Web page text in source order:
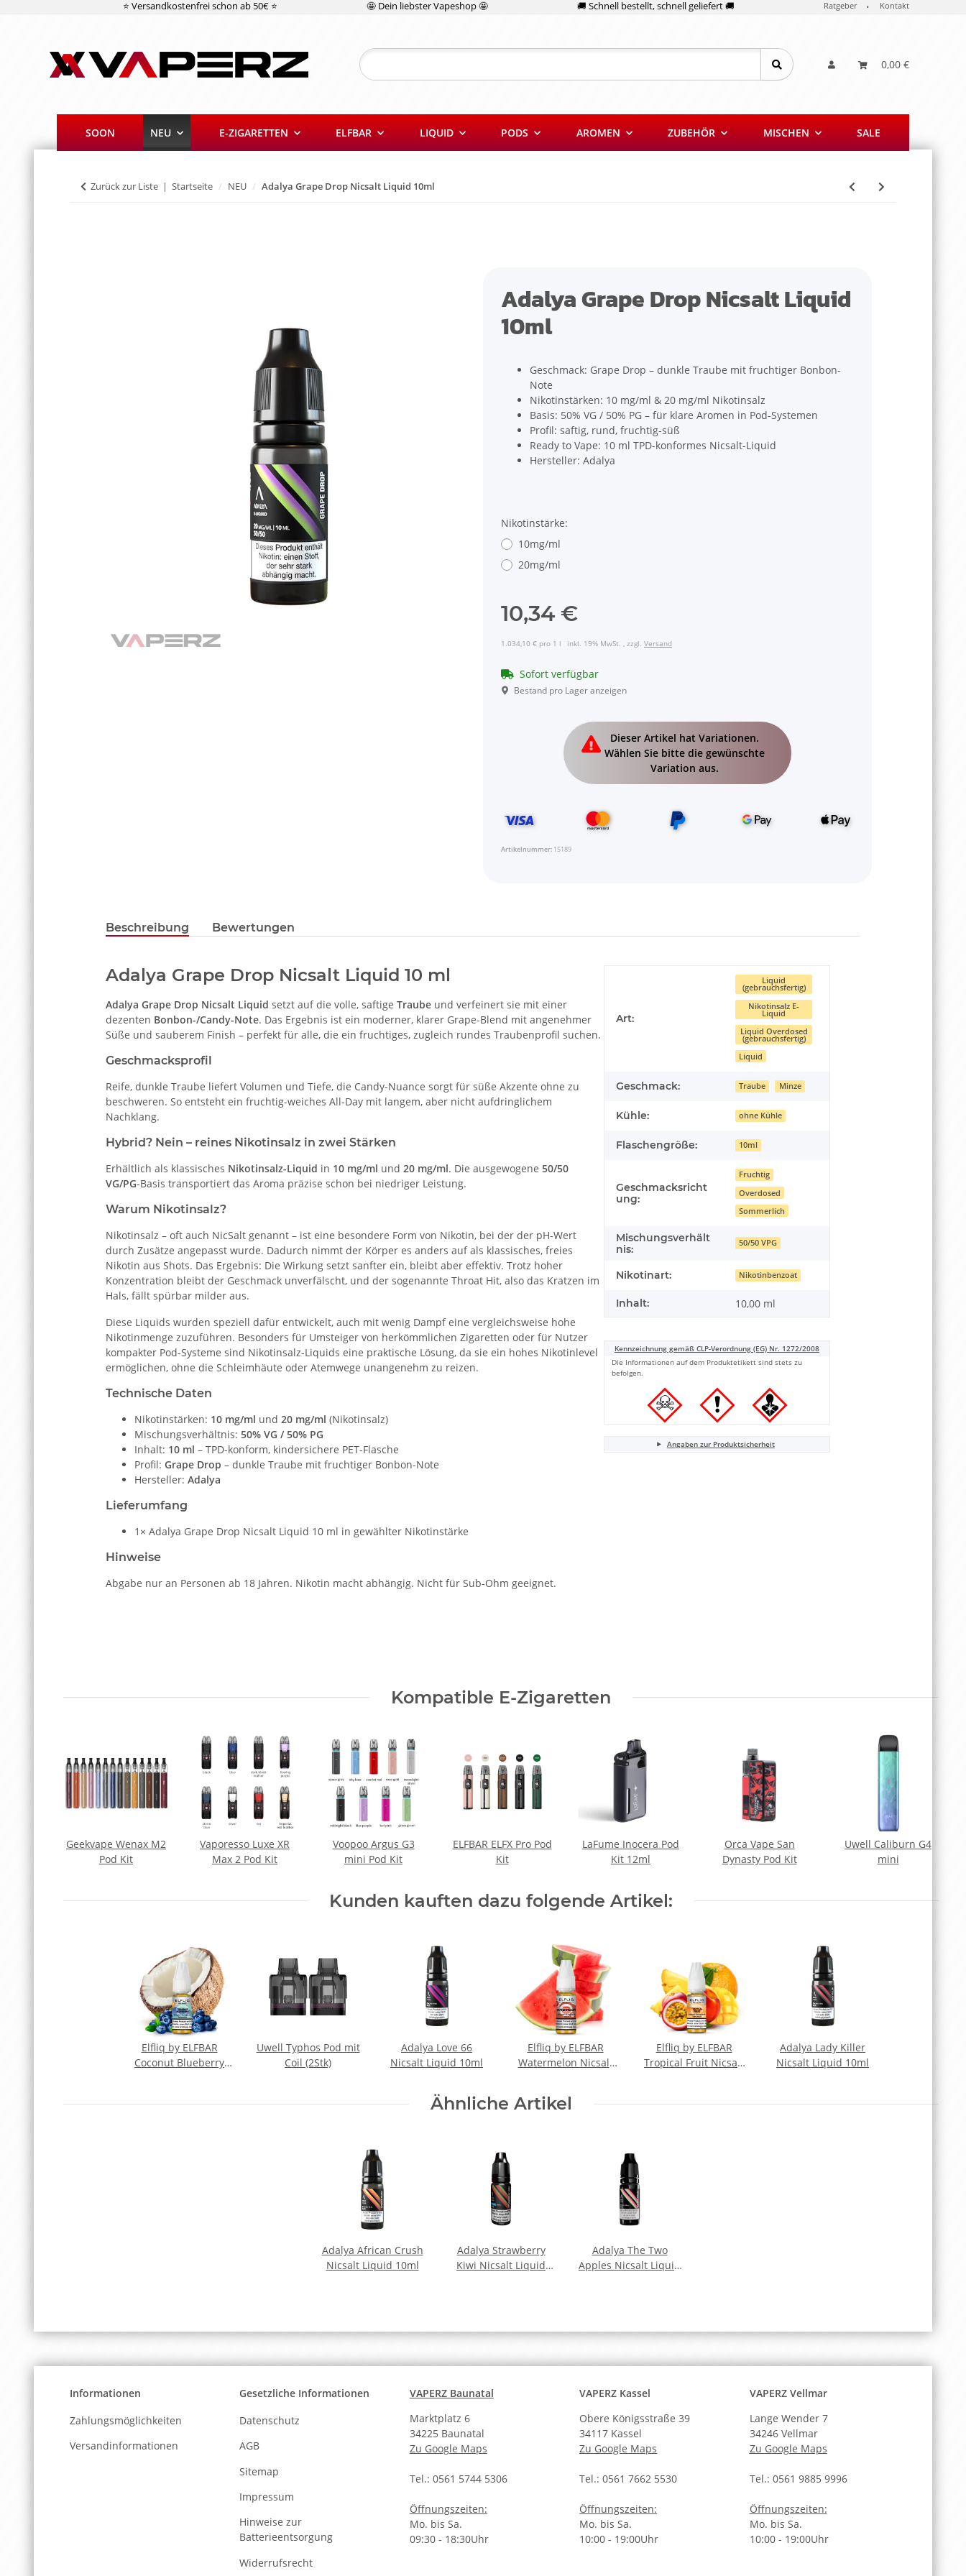
Ratgeber Kontakt
⭐ Versandkostenfrei schon ab 50€ ⭐ 🤩 Dein liebster Vapeshop 🤩 🚚 Schnell bestellt, schnell geliefert 🚚
0,00 €
SOON NEU E-ZIGARETTEN ELFBAR LIQUID PODS AROMEN ZUBEHÖR MISCHEN SALE
Zurück zur Liste Startseite NEU Adalya Grape Drop Nicsalt Liquid 10ml
Adalya Grape Drop Nicsalt Liquid
10ml
Geschmack: Grape Drop – dunkle Traube mit fruchtiger Bonbon-
Note
Nikotinstärken: 10 mg/ml & 20 mg/ml Nikotinsalz
Basis: 50% VG / 50% PG – für klare Aromen in Pod-Systemen
Profil: saftig, rund, fruchtig-süß
Ready to Vape: 10 ml TPD-konformes Nicsalt-Liquid
Hersteller: Adalya
Nikotinstärke:
10mg/ml
20mg/ml
10,34 €
1.034,10 € pro 1 l inkl. 19% MwSt. , zzgl. Versand
Sofort verfügbar
Bestand pro Lager anzeigen
x
Dieser Artikel hat Variationen.
Wählen Sie bitte die gewünschte
Variation aus.
Artikelnummer: 15189
Beschreibung Bewertungen
Adalya Grape Drop Nicsalt Liquid 10 ml
Adalya Grape Drop Nicsalt Liquid setzt auf die volle, saftige Traube und verfeinert sie mit einer
dezenten Bonbon-/Candy-Note. Das Ergebnis ist ein moderner, klarer Grape-Blend mit angenehmer
Süße und sauberem Finish – perfekt für alle, die ein fruchtiges, zugleich rundes Traubenprofil suchen.
Geschmacksprofil
Reife, dunkle Traube liefert Volumen und Tiefe, die Candy-Nuance sorgt für süße Akzente ohne zu
beschweren. So entsteht ein fruchtig-weiches All-Day mit langem, aber nicht aufdringlichem
Nachklang.
Hybrid? Nein – reines Nikotinsalz in zwei Stärken
Erhältlich als klassisches Nikotinsalz-Liquid in 10 mg/ml und 20 mg/ml. Die ausgewogene 50/50
VG/PG-Basis transportiert das Aroma präzise schon bei niedriger Leistung.
Warum Nikotinsalz?
Nikotinsalz – oft auch NicSalt genannt – ist eine besondere Form von Nikotin, bei der der pH-Wert
durch Zusätze angepasst wurde. Dadurch nimmt der Körper es anders auf als klassisches, freies
Nikotin aus Shots. Das Ergebnis: Die Wirkung setzt sanfter ein, bleibt aber effektiv. Trotz hoher
Konzentration bleibt der Geschmack unverfälscht, und der sogenannte Throat Hit, also das Kratzen im
Hals, fällt spürbar milder aus.
Diese Liquids wurden speziell dafür entwickelt, auch mit wenig Dampf eine vergleichsweise hohe
Nikotinmenge zuzuführen. Besonders für Umsteiger von herkömmlichen Zigaretten oder für Nutzer
kompakter Pod-Systeme sind Nikotinsalz-Liquids eine praktische Lösung, da sie ein hohes Nikotinlevel
ermöglichen, ohne die Schleimhäute oder Atemwege unangenehm zu reizen.
Technische Daten
Nikotinstärken: 10 mg/ml und 20 mg/ml (Nikotinsalz)
Mischungsverhältnis: 50% VG / 50% PG
Inhalt: 10 ml – TPD-konform, kindersichere PET-Flasche
Profil: Grape Drop – dunkle Traube mit fruchtiger Bonbon-Note
Hersteller: Adalya
Lieferumfang
1× Adalya Grape Drop Nicsalt Liquid 10 ml in gewählter Nikotinstärke
Hinweise
Abgabe nur an Personen ab 18 Jahren. Nikotin macht abhängig. Nicht für Sub-Ohm geeignet.
Art:
Liquid
(gebrauchsfertig)
Nikotinsalz E-
Liquid
Liquid Overdosed
(gebrauchsfertig)
Liquid
Geschmack: Traube Minze
Kühle: ohne Kühle
Flaschengröße: 10ml
Geschmacksricht
ung:
Fruchtig
Overdosed
Sommerlich
Mischungsverhält
nis:
50/50 VPG
Nikotinart: Nikotinbenzoat
Inhalt: 10,00 ml
Kennzeichnung gemäß CLP-Verordnung (EG) Nr. 1272/2008
Die Informationen auf dem Produktetikett sind stets zu
befolgen.
Angaben zur Produktsicherheit
Kompatible E-Zigaretten
Geekvape Wenax M2
Pod Kit
Vaporesso Luxe XR
Max 2 Pod Kit
Voopoo Argus G3
mini Pod Kit
ELFBAR ELFX Pro Pod
Kit
LaFume Inocera Pod
Kit 12ml
Orca Vape San
Dynasty Pod Kit
Uwell Caliburn G4
mini
Kunden kauften dazu folgende Artikel:
Elfliq by ELFBAR
Coconut Blueberry
Uwell Typhos Pod mit
Coil (2Stk)
Adalya Love 66
Nicsalt Liquid 10ml
Elfliq by ELFBAR
Watermelon Nicsalt
Elfliq by ELFBAR
Tropical Fruit Nicsalt
Adalya Lady Killer
Nicsalt Liquid 10ml
Ähnliche Artikel
Adalya African Crush
Nicsalt Liquid 10ml
Adalya Strawberry
Kiwi Nicsalt Liquid
Adalya The Two
Apples Nicsalt Liquid
Informationen
Zahlungsmöglichkeiten
Versandinformationen
Gesetzliche Informationen
Datenschutz
AGB
Sitemap
Impressum
Hinweise zur
Batterieentsorgung
Widerrufsrecht
VAPERZ Baunatal
Marktplatz 6
34225 Baunatal
Zu Google Maps
Tel.: 0561 5744 5306
Öffnungszeiten:
Mo. bis Sa.
09:30 - 18:30Uhr
VAPERZ Kassel
Obere Königsstraße 39
34117 Kassel
Zu Google Maps
Tel.: 0561 7662 5530
Öffnungszeiten:
Mo. bis Sa.
10:00 - 19:00Uhr
VAPERZ Vellmar
Lange Wender 7
34246 Vellmar
Zu Google Maps
Tel.: 0561 9885 9996
Öffnungszeiten:
Mo. bis Sa.
10:00 - 19:00Uhr